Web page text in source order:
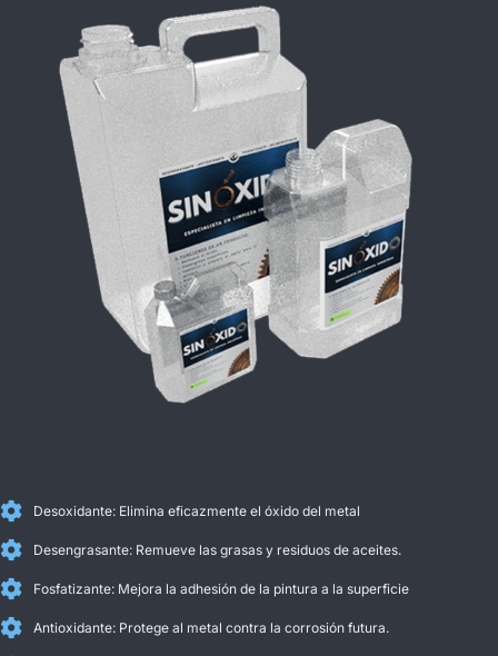
Desoxidante: Elimina eficazmente el óxido del metal
Desengrasante: Remueve las grasas y residuos de aceites.
Fosfatizante: Mejora la adhesión de la pintura a la superficie
Antioxidante: Protege al metal contra la corrosión futura.